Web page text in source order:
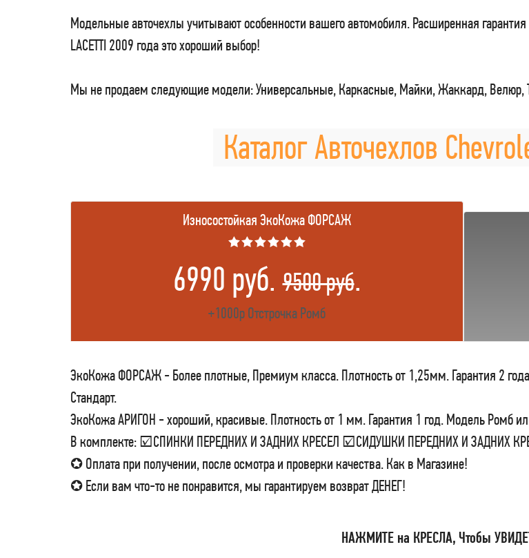
Модельные авточехлы учитывают особенности вашего автомобиля. Расширенная
LACETTI 2009 года это хороший выбор!
Мы не продаем следующие модели: Универсальные, Каркасные, Майки, Жаккард,
Каталог Авточехлов
Износостойкая ЭкоКожа ФОРСАЖ
★★★★★★
6990 руб.9500 руб.
+1000р Отстрочка Ромб
ЭкоКожа ФОРСАЖ - Более плотные, Премиум класса. Плотность от 1,25мм. Гарантия 2
Стандарт.
ЭкоКожа АРИГОН - хороший, красивые. Плотность от 1 мм. Гарантия 1 год. Модель Ромб
В комплекте: ☑СПИНКИ ПЕРЕДНИХ И ЗАДНИХ КРЕСЕЛ ☑СИДУШКИ ПЕРЕДНИХ И ЗАДНИХ
✪ Оплата при получении, после осмотра и проверки качества. Как в Магазине!
✪ Если вам что-то не понравится, мы гарантируем возврат ДЕНЕГ!
НАЖМИТЕ на КРЕСЛА, Чтобы